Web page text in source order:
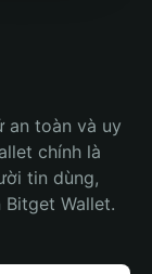
an toàn và uy
chính là
tin dùng,
Wallet.